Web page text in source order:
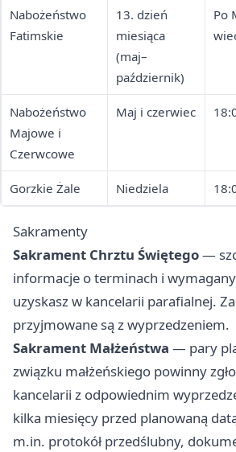
Nabożeństwo
Fatimskie
13. dzień
miesiąca
(maj–
październik)
Po
Nabożeństwo
Majowe i
Czerwcowe
Maj i czerwiec
Gorzkie Żale Niedziela
Sakramenty
Sakrament Chrztu Świętego—
informacje o terminach i
uzyskasz w kancelarii parafialnej.
przyjmowane są z wyprzedzeniem.
Sakrament Małżeństwa — pary
związku małżeńskiego powinny
kancelarii z odpowiednim
kilka miesięcy przed planowaną
m.in. protokół przedślubny,